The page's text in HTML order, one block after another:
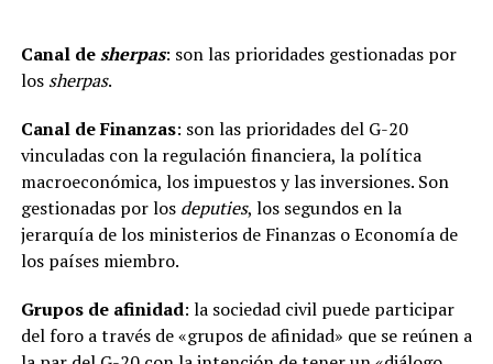
Canal desherpas: son las prioridades gestionadas por
los sherpas.
Canal de Finanzas: son las prioridades del G-20
vinculadas con la regulación financiera, la política
macroeconómica, los impuestos y las inversiones. Son
gestionadas por los deputies, los segundos en la
jerarquía de los ministerios de Finanzas o Economía de
los países miembro.
Grupos de afinidad: la sociedad civil puede participar
del foro a través de «grupos de afinidad» que se reúnen a